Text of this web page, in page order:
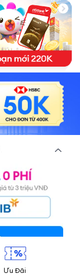
Ưu Đãi